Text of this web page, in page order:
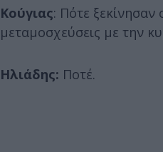
Κούγιας: Πότε ξεκίνησαν
μεταμοσχεύσεις με την
Ηλιάδης: Ποτέ.